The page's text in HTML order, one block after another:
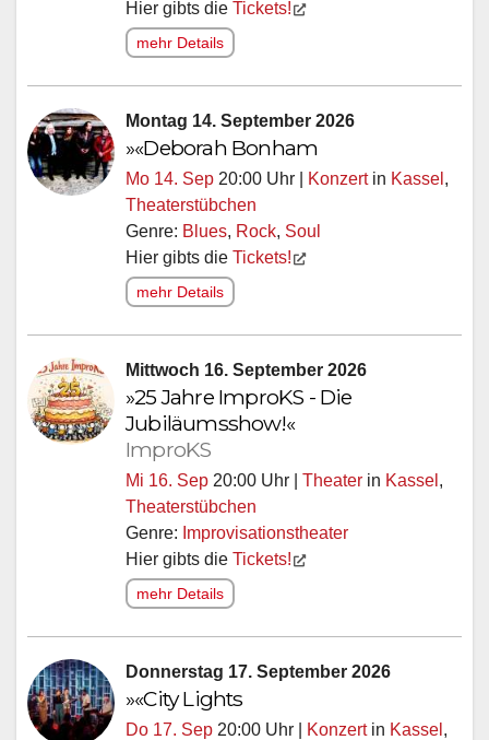
Hier gibts die Tickets!
mehr Details
Montag 14. September 2026
»«Deborah Bonham
Mo 14. Sep 20:00 Uhr | Konzertin Kassel ,
Theaterstübchen
Genre: Blues, Rock, Soul
Hier gibts die Tickets!
mehr Details
Mittwoch 16. September 2026
»25 Jahre ImproKS - Die
Jubiläumsshow!«
ImproKS
Mi 16. Sep 20:00 Uhr | Theater in Kassel ,
Theaterstübchen
Genre: Improvisationstheater
Hier gibts die Tickets!
mehr Details
Donnerstag 17. September 2026
»«City Lights
Do 17. Sep 20:00 Uhr | Konzertin Kassel ,